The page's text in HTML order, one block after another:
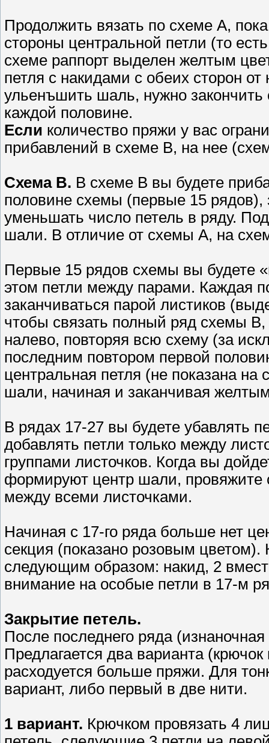
Продолжить вязать по схеме А,
стороны центральной петли (то
схеме раппорт выделен желтым
петля с накидами с обеих сторон
ульенъшить шаль, нужно
каждой половине.
Если количество пряжи у вас
прибавлений в схеме В, на нее
Схема В. В схеме В вы будете
половине схемы (первые 15 рядов),
уменьшать число петель в ряду.
шали. В отличие от схемы А, на
Первые 15 рядов схемы вы будете
этом петли между парами. Каждая
заканчиваться парой листиков
чтобы связать полный ряд схемы
налево, повторяя всю схему (за
последним повтором первой
центральная петля (не показана
шали, начиная и заканчивая
В рядах 17-27 вы будете убавлять
добавлять петли только между
группами листочков. Когда вы
формируют центр шали, провяжите
между всеми листочками.
Начиная с 17-го ряда больше нет
секция (показано розовым цветом).
следующим образом: накид, 2
внимание на особые петли в 17-м
Закрытие петель.
После последнего ряда
Предлагается два варианта
расходуется больше пряжи. Для
вариант, либо первый в две нити.
1 вариант. Крючком провязать 4